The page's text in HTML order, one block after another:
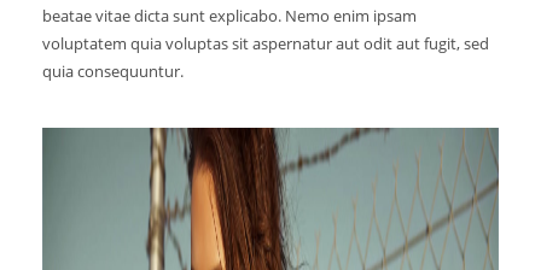
beatae vitae dicta sunt explicabo. Nemo enim ipsam
voluptatem quia voluptas sit aspernatur aut odit aut fugit, sed
quia consequuntur.